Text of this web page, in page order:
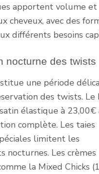
apportent volume et
cheveux, avec des
différents besoins
nocturne des twists
une période
des twists. Le
élastique à 23,00€
complète. Les taies
limitent les
nocturnes. Les crèmes
la Mixed Chicks